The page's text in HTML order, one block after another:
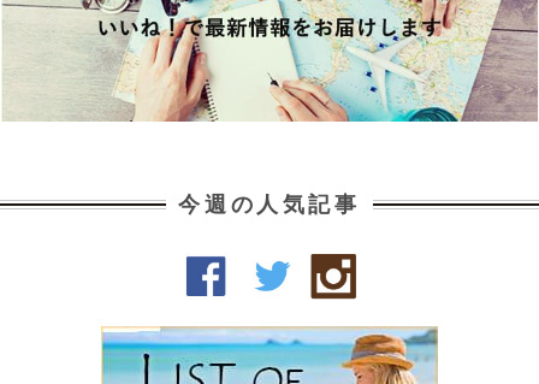
今週の人気記事